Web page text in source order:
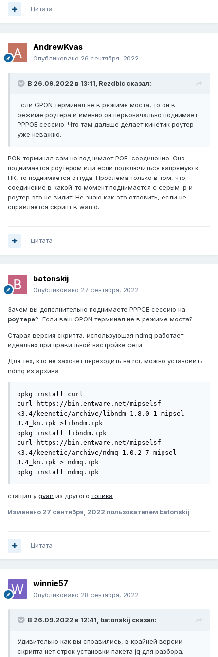
Цитата
AndrewKvas
Опубликовано 26 сентября, 2022
В 26.09.2022 в 13:11, Rezdbic сказал:
Если GPON терминал не в режиме моста, то он в
режиме роутера и именно он первоначально поднимает
PPPOE сессию. Что там дальше делает кинетик роутер
уже неважно.
PON терминал сам не поднимает POE соединение. Оно
поднимается роутером или если подключиться напрямую к
ПК, то поднимается оттуда. Проблема только в том, что
соединение в какой-то момент поднимается с серым ip и
роутер это не видит. Не знаю как это отловить, если не
справляется скрипт в wan.d.
Цитата
batonskij
Опубликовано 27 сентября, 2022
Зачем вы дополнительно поднимаете PPPOE сессию на
роутере? Если ваш GPON терминал не в режиме моста?
Старая версия скрипта, использующая ndmq работает
идеально при правильной настройке сети.
Для тех, кто не захочет переходить на rci, можно установить
ndmq из архива
opkg install curl
curl https://bin.entware.net/mipselsf-
k3.4/keenetic/archive/libndm_1.8.0-1_mipsel-
3.4_kn.ipk >libndm.ipk
opkg install libndm.ipk
curl https://bin.entware.net/mipselsf-
k3.4/keenetic/archive/ndmq_1.0.2-7_mipsel-
3.4_kn.ipk > ndmq.ipk
opkg install ndmq.ipk
стащил у gvan из другого топика
Изменено 27 сентября, 2022 пользователем batonskij
Цитата
winnie57
Опубликовано 28 сентября, 2022
В 26.09.2022 в 12:41, batonskij сказал:
Удивительно как вы справились, в крайней версии
скрипта нет строк установки пакета jq для разбора.